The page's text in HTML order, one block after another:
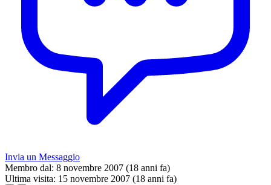
Invia un Messaggio
Membro dal: 8 novembre 2007 (18 anni fa)
Ultima visita: 15 novembre 2007 (18 anni fa)